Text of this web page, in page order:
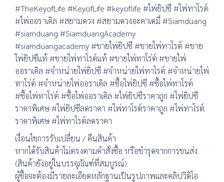
#TheKeyofLife #KeyofLife #keyoflife #ไพ่ยิปซี #ไพ่ทาโรต์
#ไพ่ออราเคิล #สยามดวง #สยามดวงอะคาเดมี่ #Siamduang
#siamduang #SiamduangAcademy
#siamduangacademy #ขายไพ่ยิปซี #ขายไพ่ทาโรต์ #ขาย
ไพ่ยิปซีแท้ #ขายไพ่ทาโรต์แท้ #ขายไพ่ทาโร่ต์ #ขายไพ่
ออราเคิล #จำหน่ายไพ่ยิปซี #จำหน่ายไพ่ทาโรต์ #จำหน่ายไพ่
ทาโร่ต์ #จำหน่ายไพ่ออราเคิล #ซื้อไพ่ยิปซี #ซื้อไพ่ทาโรต์
#ซื้อไพ่ทาโร่ต์ #ซื้อไพ่ออราเคิล #ไพ่ยิปซีราคาถูก #ไพ่ยิปซี
ราคาพิเศษ #ไพ่ยิปซีลดราคา #ไพ่ทาโรต์ราคาถูก #ไพ่ทาโรต์
ราคาพิเศษ #ไพ่ทาโรต์ลดราคา
เงื่อนไขการรับเปลี่ยน / คืนสินค้า
หากได้รับสินค้าไม่ตรงตามคำสั่งซื้อ หรือชำรุดจากการขนส่ง
(สินค้ายังอยู่ในบรรจุภัณฑ์ที่สมบูรณ์)
ผู้ซื้อจะต้องมีรายละเอียดหลักฐานเป็นรูปภาพและคลิปวิดิโอ